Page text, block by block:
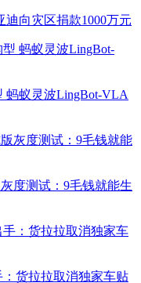
向灾区捐款1000万元
蚂蚁灵波LingBot-VLA
度测试：9毛钱就能生
货拉拉取消独家车贴